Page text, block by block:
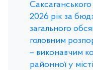
2026 рік за
загального
головним
– виконавчим
районної у